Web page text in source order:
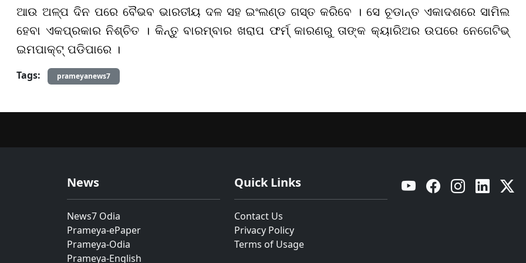
ଆଉ ଅଳ୍ପ ଦିନ ପରେ ବୈଭବ ଭାରତୀୟ ଦଳ ସହ ଇଂଲଣ୍ଡ ଗସ୍ତ କରିବେ । ସେ ଚୂଡାନ୍ତ ଏକାଦଶରେ ସାମିଲ
ହେବା ଏକପ୍ରକାର ନିଶ୍ଚିତ । କିନ୍ତୁ ବାରମ୍ବାର ଖରାପ ଫର୍ମ୍ କାରଣରୁ ତାଙ୍କ କ୍ୟାରିଅର ଉପରେ ନେଗେଟିଭ୍
ଇମପାକ୍ଟ୍ ପଡିପାରେ ।
Tags:
prameyanews7
News
News7 Odia
Prameya-ePaper
Prameya-Odia
Prameya-English
Quick Links
Contact Us
Privacy Policy
Terms of Usage
YouTube Facebook Instagram